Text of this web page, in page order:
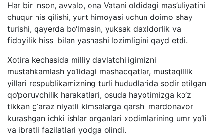
Har bir inson, avvalo, ona Vatani oldidagi mas’uliyatini
chuqur his qilishi, yurt himoyasi uchun doimo shay
turishi, qayerda bo‘lmasin, yuksak daxldorlik va
fidoyilik hissi bilan yashashi lozimligini qayd etdi.
Xotira kechasida milliy davlatchiligimizni
mustahkamlash yo‘lidagi mashaqqatlar, mustaqillik
yillari respublikamizning turli hududlarida sodir etilgan
qo‘poruvchilik harakatlari, osuda hayotimizga ko‘z
tikkan g‘araz niyatli kimsalarga qarshi mardonavor
kurashgan ichki ishlar organlari xodimlarining umr yo‘li
va ibratli fazilatlari yodga olindi.